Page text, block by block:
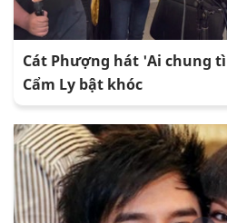
Cát Phượng hát 'Ai chung
Cẩm Ly bật khóc